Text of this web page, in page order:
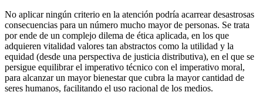
No aplicar ningún criterio en la atención podría acarrear desastrosas
consecuencias para un número mucho mayor de personas. Se trata
por ende de un complejo dilema de ética aplicada, en los que
adquieren vitalidad valores tan abstractos como la utilidad y la
equidad (desde una perspectiva de justicia distributiva), en el que se
persigue equilibrar el imperativo técnico con el imperativo moral,
para alcanzar un mayor bienestar que cubra la mayor cantidad de
seres humanos, facilitando el uso racional de los medios.